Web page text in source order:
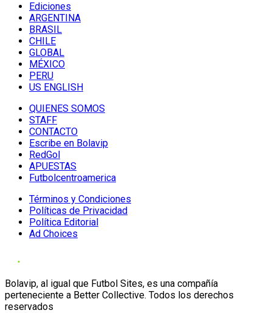
Ediciones
ARGENTINA
BRASIL
CHILE
GLOBAL
MÉXICO
PERU
US ENGLISH
QUIENES SOMOS
STAFF
CONTACTO
Escribe en Bolavip
RedGol
APUESTAS
Futbolcentroamerica
Términos y Condiciones
Políticas de Privacidad
Política Editorial
Ad Choices
Bolavip, al igual que Futbol Sites, es una compañía
perteneciente a Better Collective. Todos los derechos
reservados